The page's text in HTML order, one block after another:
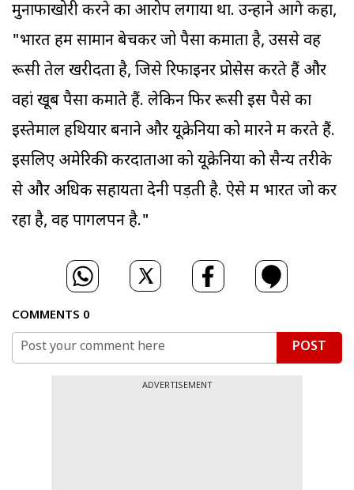
मुनाफाखोरी करने का आरोप लगाया था. उन्होंने आगे कहा,
"भारत हमें सामान बेचकर जो पैसा कमाता है, उससे वह
रूसी तेल खरीदता है, जिसे रिफाइनर प्रोसेस करते हैं और
वहां खूब पैसा कमाते हैं. लेकिन फिर रूसी इस पैसे का
इस्तेमाल हथियार बनाने और यूक्रेनियों को मारने में करते हैं.
इसलिए अमेरिकी करदाताओं को यूक्रेनियों को सैन्य तरीके
से और अधिक सहायता देनी पड़ती है. ऐसे में भारत जो कर
रहा है, वह पागलपन है."
COMMENTS 0
POST
ADVERTISEMENT